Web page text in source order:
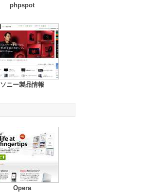
phpspot
ソニー製品情報
Opera